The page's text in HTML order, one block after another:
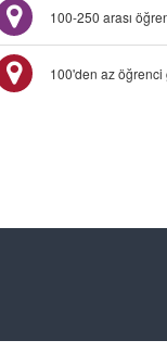
100-250 arası
100'den az